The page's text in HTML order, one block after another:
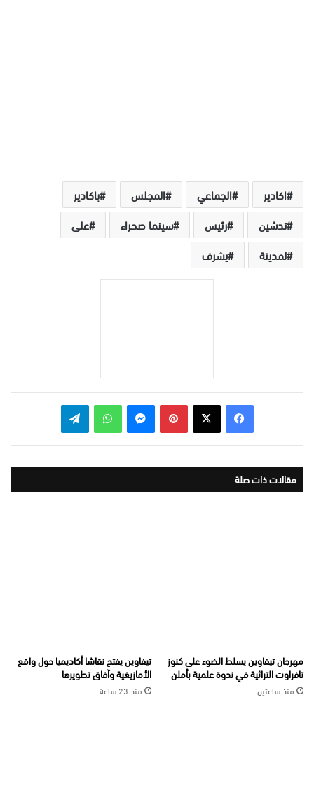
اكادير الجماعي المجلس
باكادير
تدشين
رئيس سينما صحراء
على
لمدينة
يشرف
بينتيريست واتساب
مقالات ذات صلة
مهرجان تيفاوين يسلط الضوء على كنوز
تافراوت التراثية في ندوة علمية بأملن
منذ ساعتين
تيفاوين يفتح نقاشا أكاديميا حول واقع
الأمازيغية وآفاق تطويرها
منذ 23 ساعة